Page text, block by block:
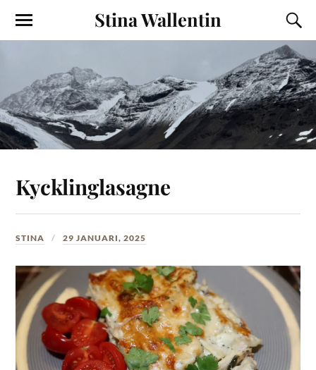
Stina Wallentin
Kycklinglasagne
STINA 29 JANUARI, 2025